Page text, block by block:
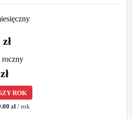
roczny
ROK
zł / rok